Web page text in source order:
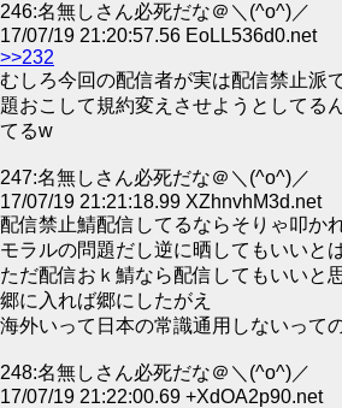
246:名無しさん必死だな＠＼(^o^)／
17/07/19 21:20:57.56 EoLL536d0.net
>>232
むしろ今回の配信者が実は配信禁止派
題おこして規約変えさせようとしてる
てるw
247:名無しさん必死だな＠＼(^o^)／
17/07/19 21:21:18.99 XZhnvhM3d.net
配信禁止鯖配信してるならそりゃ叩か
モラルの問題だし逆に晒してもいいと
ただ配信おｋ鯖なら配信してもいいと
郷に入れば郷にしたがえ
海外いって日本の常識通用しないって
248:名無しさん必死だな＠＼(^o^)／
17/07/19 21:22:00.69 +XdOA2p90.net